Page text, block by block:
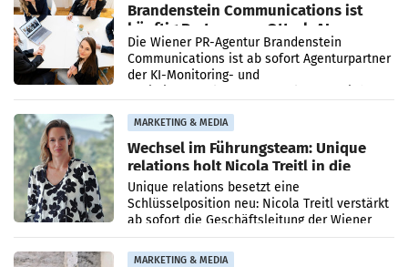
Brandenstein Communications ist
künftig Partner von OtterlyAI
Die Wiener PR-Agentur Brandenstein
Communications ist ab sofort Agenturpartner
der KI-Monitoring- und
MARKETING & MEDIA
Wechsel im Führungsteam: Unique
relations holt Nicola Treitl in die
Geschäftsleitung
Unique relations besetzt eine
Schlüsselposition neu: Nicola Treitl verstärkt
ab sofort die Geschäftsleitung der Wiener
PR-Agentur an der Seite von Josef Kalina und
Anna Kalina-Mahr.
MARKETING & MEDIA